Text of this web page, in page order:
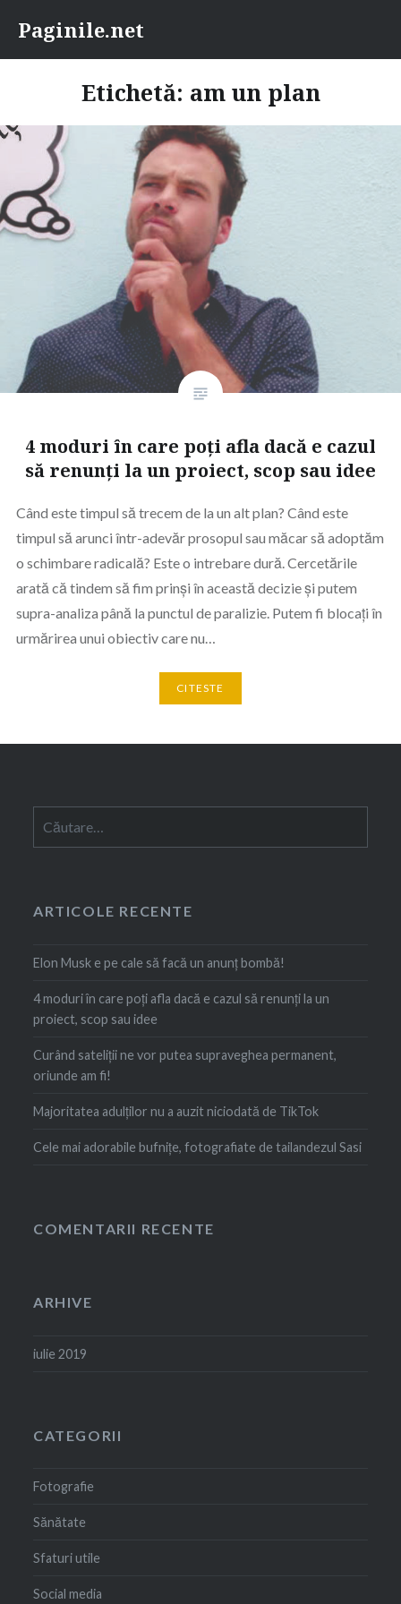
content
Paginile.net
Etichetă: am un plan
4 moduri în care poți afla dacă e cazul
să renunți la un proiect, scop sau idee
Când este timpul să trecem de la un alt plan? Când este
timpul să arunci într-adevăr prosopul sau măcar să adoptăm
o schimbare radicală? Este o intrebare dură. Cercetările
arată că tindem să fim prinși în această decizie și putem
supra-analiza până la punctul de paralizie. Putem fi blocați în
urmărirea unui obiectiv care nu…
CITESTE
după:
ARTICOLE RECENTE
Elon Musk e pe cale să facă un anunț bombă!
4 moduri în care poți afla dacă e cazul să renunți la un
proiect, scop sau idee
Curând sateliții ne vor putea supraveghea permanent,
oriunde am fi!
Majoritatea adulților nu a auzit niciodată de TikTok
Cele mai adorabile bufnițe, fotografiate de tailandezul Sasi
COMENTARII RECENTE
ARHIVE
iulie 2019
CATEGORII
Fotografie
Sănătate
Sfaturi utile
Social media